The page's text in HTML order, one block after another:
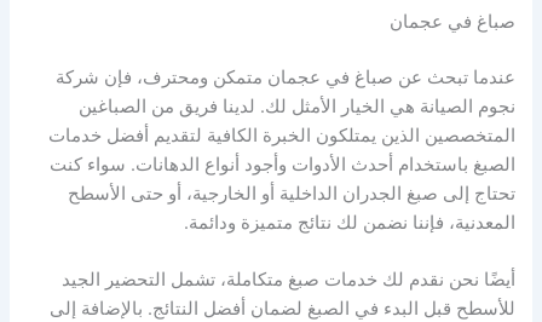
صباغ في عجمان
عندما تبحث عن صباغ في عجمان متمكن ومحترف، فإن شركة
نجوم الصيانة هي الخيار الأمثل لك. لدينا فريق من الصباغين
المتخصصين الذين يمتلكون الخبرة الكافية لتقديم أفضل خدمات
الصبغ باستخدام أحدث الأدوات وأجود أنواع الدهانات. سواء كنت
تحتاج إلى صبغ الجدران الداخلية أو الخارجية، أو حتى الأسطح
المعدنية، فإننا نضمن لك نتائج متميزة ودائمة.
أيضًا نحن نقدم لك خدمات صبغ متكاملة، تشمل التحضير الجيد
للأسطح قبل البدء في الصبغ لضمان أفضل النتائج. بالإضافة إلى